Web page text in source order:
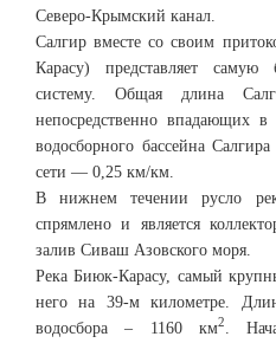
Северо-Крымский канал.
Салгир вместе со своим
Карасу) представляет
систему. Общая длина
непосредственно впадающих
водосборного бассейна
сети — 0,25 км/км.
В нижнем течении русло
спрямлено и является
залив Сиваш Азовского моря.
Река Биюк-Карасу, самый
него на 39-м километре.
водосбора – 1160 км2
.